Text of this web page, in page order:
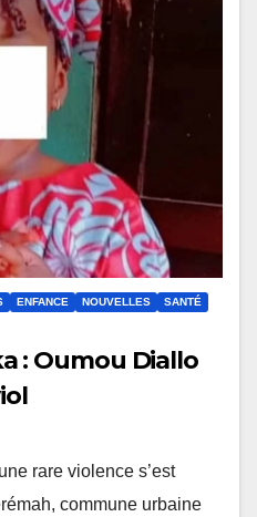
ENFANCE NOUVELLES
SANTÉ
: Oumou Diallo
rare violence s’est
commune urbaine